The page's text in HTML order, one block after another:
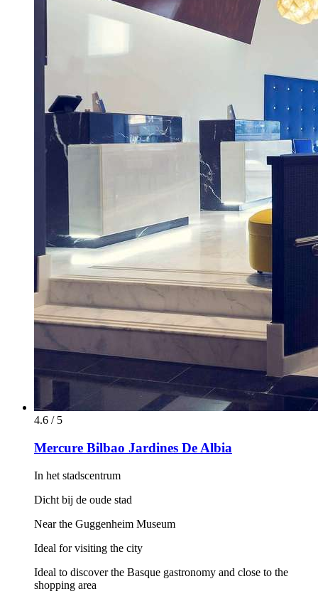
4.6 / 5
Mercure Bilbao Jardines De Albia
In het stadscentrum
Dicht bij de oude stad
Near the Guggenheim Museum
Ideal for visiting the city
Ideal to discover the Basque gastronomy and close to the
shopping area